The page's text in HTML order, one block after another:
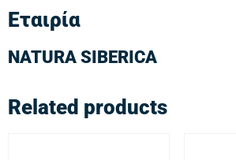
Εταιρία
NATURA SIBERICA
Related products